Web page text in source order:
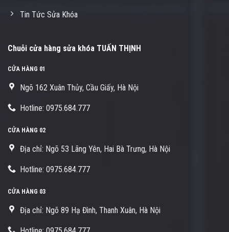
Tin Tức Sửa Khóa
Chuỗi cửa hàng sửa khóa TUẤN THỊNH
CỬA HÀNG 01
Ngõ 162 Xuân Thủy, Cầu Giấy, Hà Nội
Hotline: 0975.684.777
CỬA HÀNG 02
Địa chỉ: Ngõ 53 Lãng Yên, Hai Bà Trưng, Hà Nội
Hotline: 0975.684.777
CỬA HÀNG 03
Địa chỉ: Ngõ 89 Hạ Đình, Thanh Xuân, Hà Nội